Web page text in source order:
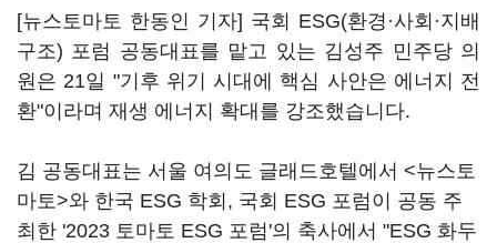
[뉴스토마토 한동인 기자] 국회 ESG(환경·사회·지배
구조) 포럼 공동대표를 맡고 있는 김성주 민주당 의
원은 21일 "기후 위기 시대에 핵심 사안은 에너지 전
환"이라며 재생 에너지 확대를 강조했습니다.
김 공동대표는 서울 여의도 글래드호텔에서 <뉴스토
마토>와 한국 ESG 학회, 국회 ESG 포럼이 공동 주
최한 '2023 토마토 ESG 포럼'의 축사에서 "ESG 화두